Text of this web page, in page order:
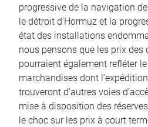
progressive de la navigation
le détroit d’Hormuz et la
état des installations
nous pensons que les prix des
pourraient également refléter
marchandises dont
trouveront d’autres voies
mise à disposition des
le choc sur les prix à court